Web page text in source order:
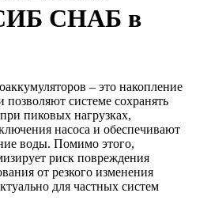
СНАБ в
– это накопление
системе сохранять
пиковых нагрузках,
насоса и обеспечивают
воды. Помимо этого,
риск повреждения
от резкого изменения
для частных систем